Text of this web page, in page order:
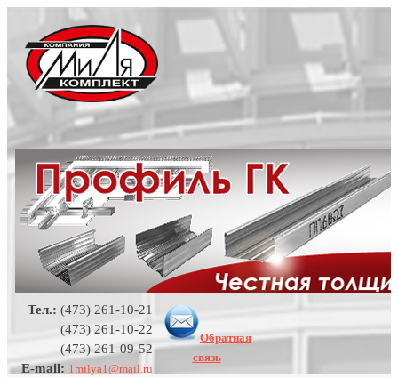
Тел.: (473) 261-10-21
(473) 261-10-22
(473) 261-09-52
E-mail: 1milya1@mail.ru
Обратная
связь